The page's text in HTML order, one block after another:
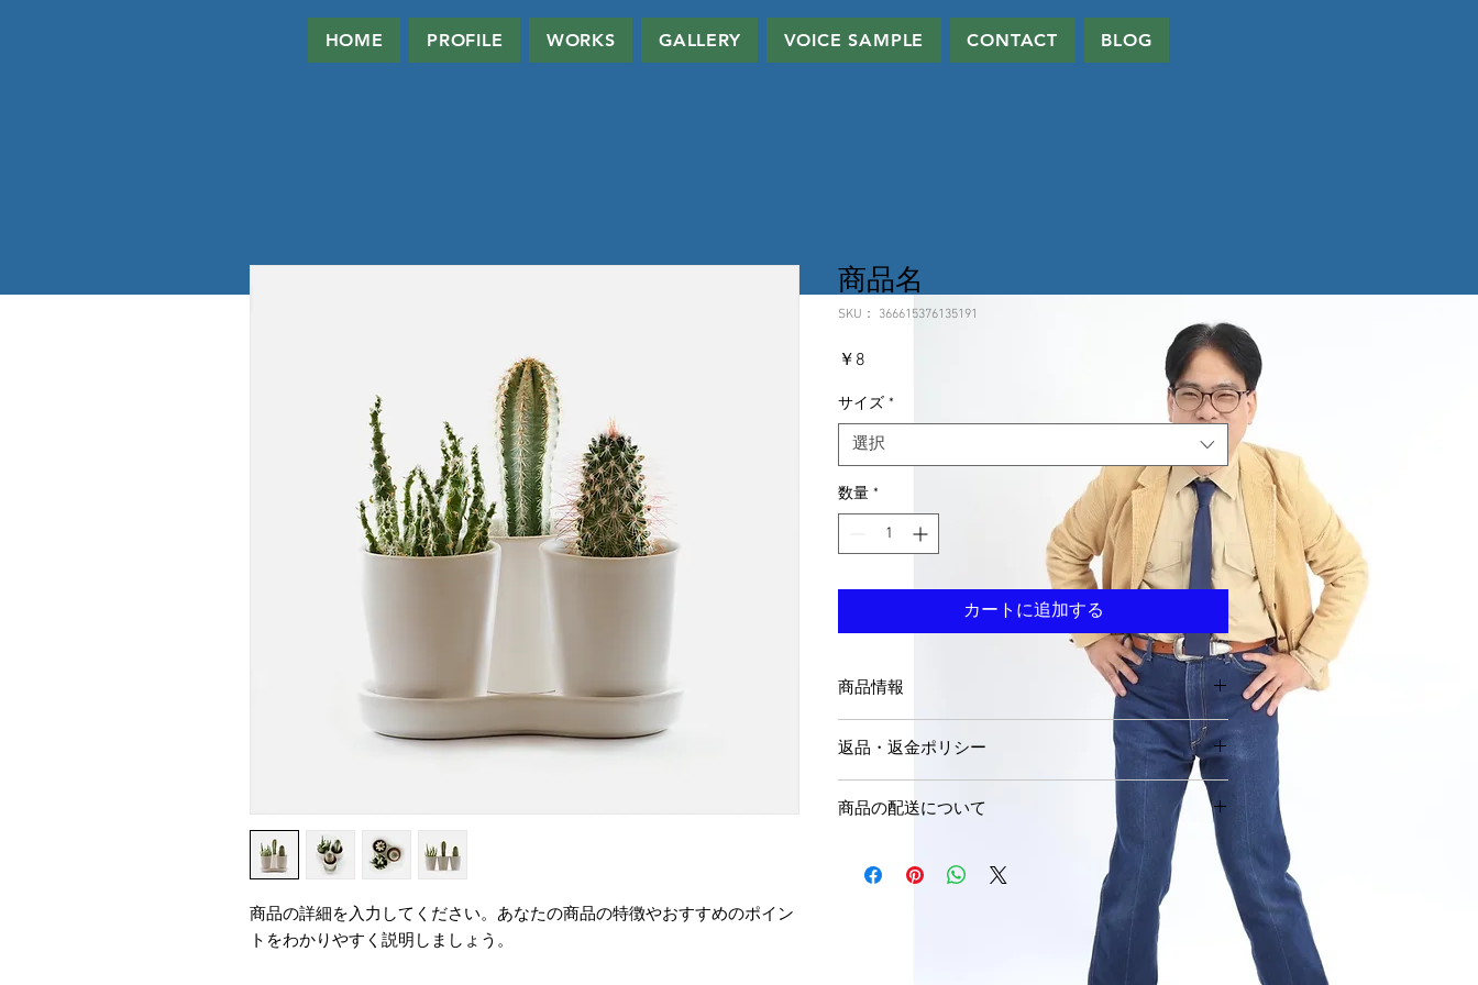
HOME PROFILE WORKS GALLERY VOICE SAMPLE CONTACT BLOG
商品の詳細を入力してください。あなたの商品の特徴やおすすめのポイン
トをわかりやすく説明しましょう。
商品名
SKU： 366615376135191
￥8
サイズ *
選択
数量 *
カートに追加する
商品情報
商品の詳細を入力してください。サイズ、素材、取扱説
明に加え、商品の特徴やおすすめのポイントなどを説明
しましょう。
返品・返金ポリシー
返品・返金規約を入力してください。商品にご満足いた
だけなかった場合の返品・返金ポリシーと手順を説明し
ましょう。規約の内容を明確にすることで、お客様の信
頼を獲得し、安心して商品をご購入いただけます。
商品の配送について
配送地域、料金、所要時間、梱包など、商品の配送に関
する情報を入力してください。配送情報を明確にするこ
とで、お客様の信頼を獲得し、安心して商品をご購入い